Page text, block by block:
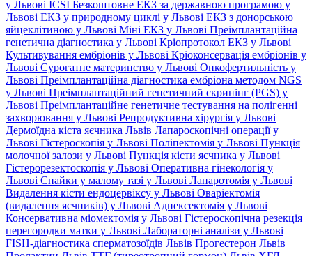
у Львові ICSI Безкоштовне ЕКЗ за державною програмою у
Львові ЕКЗ у природному циклі у Львові ЕКЗ з донорською
яйцеклітиною у Львові Міні ЕКЗ у Львові Преімплантаційна
генетична діагностика у Львові Кріопротокол ЕКЗ у Львові
Культивування ембріонів у Львові Кріоконсервація ембріонів у
Львові Сурогатне материнство у Львові Онкофертильність у
Львові Преімплантаційна діагностика ембріона методом NGS
у Львові Преімплантаційний генетичний скринінг (PGS) у
Львові Преімплантаційне генетичне тестування на полігенні
захворювання у Львові Репродуктивна хірургія у Львові
Дермоїдна кіста яєчника Львів Лапароскопічні операції у
Львові Гістероскопія у Львові Поліпектомія у Львові Пункція
молочної залози у Львові Пункція кісти яєчника у Львові
Гістерорезектоскопія у Львові Оперативна гінекологія у
Львові Спайки у малому тазі у Львові Лапаротомія у Львові
Видалення кісти ендоцервіксу у Львові Оваріектомія
(видалення яєчників) у Львові Аднексектомія у Львові
Консервативна міомектомія у Львові Гістероскопічна резекція
перегородки матки у Львові Лабораторні аналізи у Львові
FISH-діагностика сперматозоїдів Львів Прогестерон Львів